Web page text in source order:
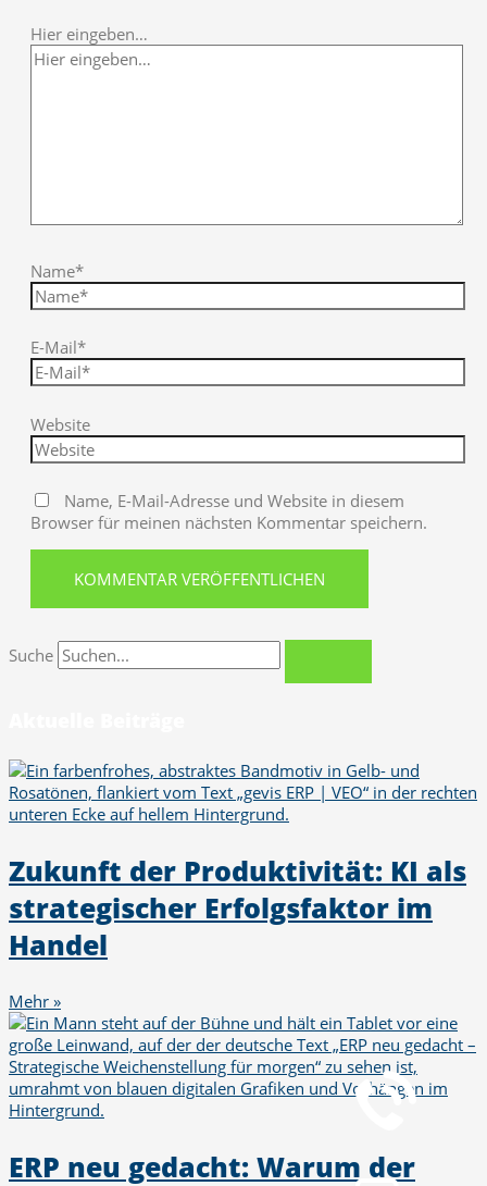
Telefon
+49 251 7000-02
Chat jetzt öffnen
Hier eingeben…
Name*
E-Mail*
Website
Name, E-Mail-Adresse und Website in diesem
Browser für meinen nächsten Kommentar speichern.
Suche
Zukunft der Produktivität: KI als
strategischer Erfolgsfaktor im
Handel
Mehr »
ERP neu gedacht: Warum der